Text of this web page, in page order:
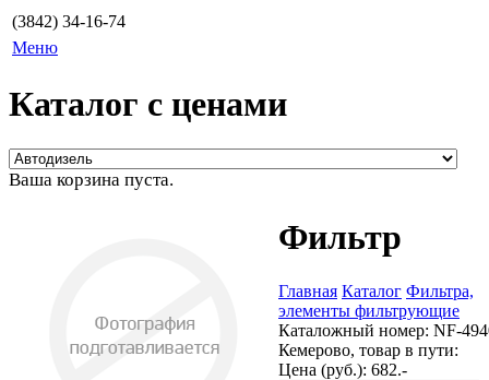
(3842) 34-16-74
Меню
Каталог с ценами
Ваша корзина пуста.
Фильтр
Главная Каталог Фильтра,
элементы фильтрующие
Каталожный номер: NF-
Кемерово, товар в пути:
Цена (руб.): 682.-